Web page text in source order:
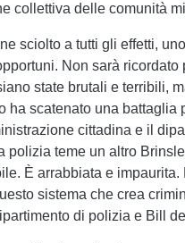
collettiva delle comunità
sciolto a tutti gli effetti,
Non sarà
state brutali e terribili,
ha scatenato una
cittadina e il
polizia teme un altro
È arrabbiata e impaurita.
sistema che crea
di polizia e Bill